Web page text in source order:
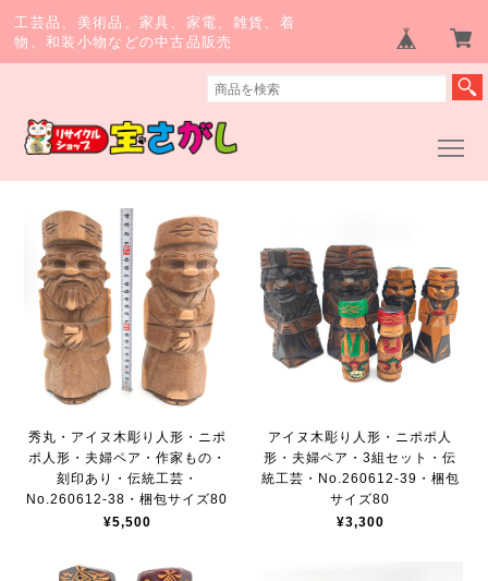
工芸品、美術品、家具、家電、雑貨、着
物、和装小物などの中古品販売
秀丸・アイヌ木彫り人形・ニポ
ポ人形・夫婦ペア・作家もの・
刻印あり・伝統工芸・
No.260612-38・梱包サイズ80
¥5,500
アイヌ木彫り人形・ニポポ人
形・夫婦ペア・3組セット・伝
統工芸・No.260612-39・梱包
サイズ80
¥3,300